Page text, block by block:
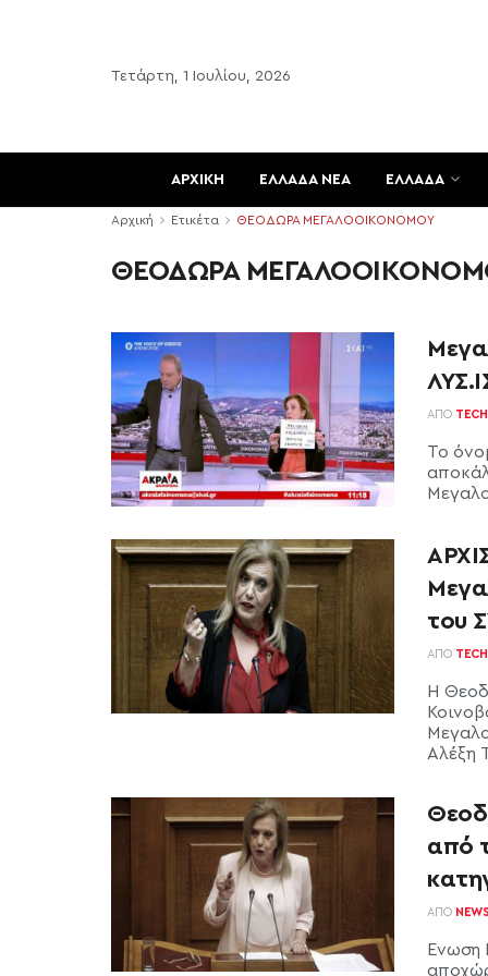
Τετάρτη, 1 Ιουλίου, 2026
ΑΡΧΙΚΗ ΕΛΛΑΔΑ ΝΕΑ ΕΛΛΑΔΑ
Αρχική Ετικέτα ΘΕΟΔΩΡΑ ΜΕΓΑΛΟΟΙΚΟΝΟΜΟΥ
ΘΕΟΔΩΡΑ
ΑΠΌ
Το
του
ΑΠΌ
Η
Αλέξη
από
ΑΠΌ
Ενωση